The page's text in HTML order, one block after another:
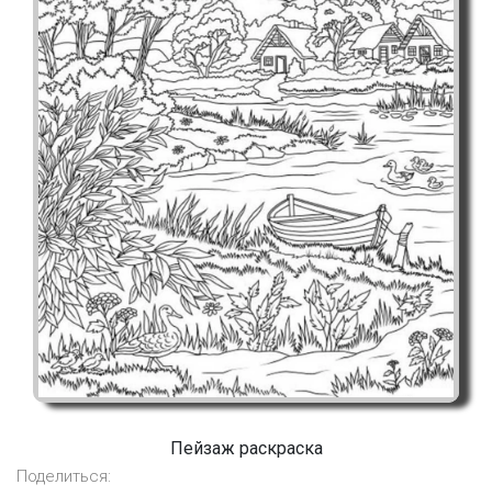
Пейзаж раскраска
Поделиться: